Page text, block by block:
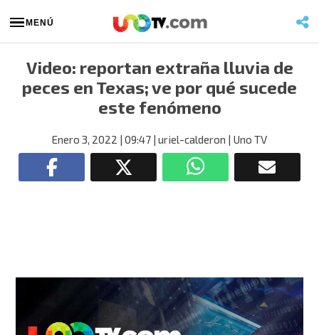
MENÚ
Video: reportan extraña lluvia de
peces en Texas; ve por qué sucede
este fenómeno
Enero 3, 2022 | 09:47 | uriel-calderon | Uno TV